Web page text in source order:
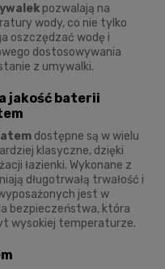
pozwalają na
wody, co nie tylko
oszczędzać wodę i
dostosowywania
z umywalki.
jakość baterii
dostępne są w wielu
klasyczne, dzięki
łazienki. Wykonane z
długotrwałą trwałość i
jest w
bezpieczeństwa, która
wysokiej temperaturze.